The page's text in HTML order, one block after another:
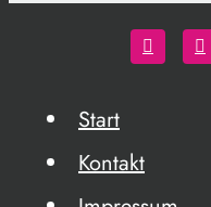
Start
Kontakt